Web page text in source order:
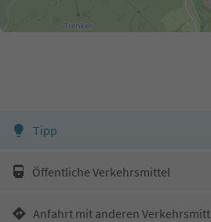
Tipp
Öffentliche Verkehrsmittel
Anfahrt mit anderen